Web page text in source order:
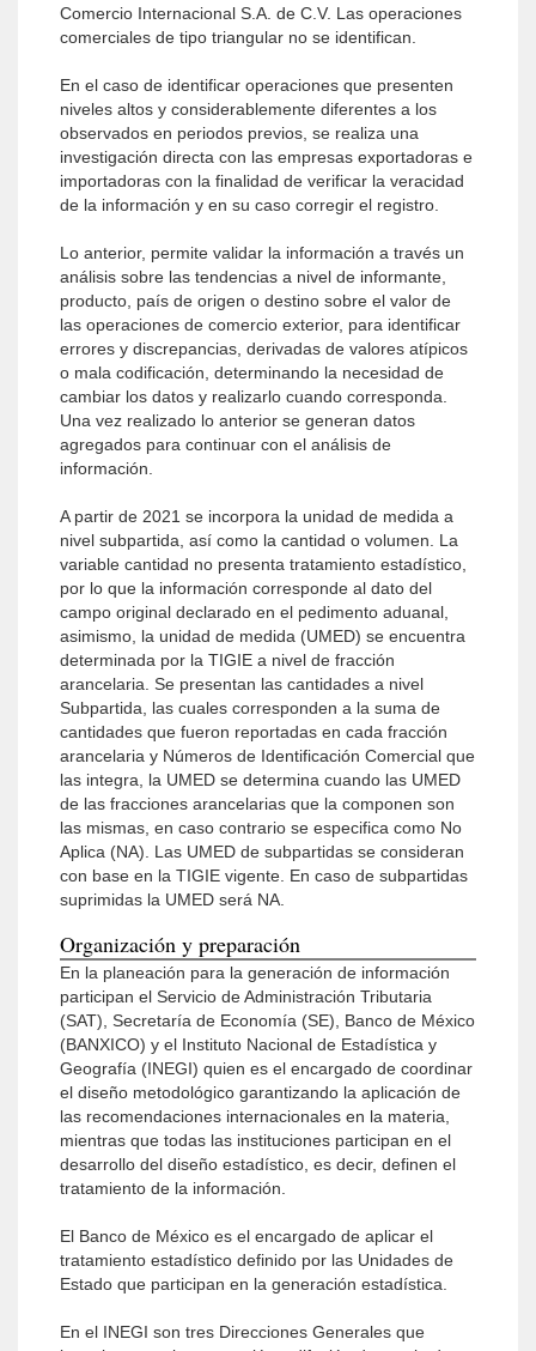
Comercio Internacional S.A. de C.V. Las operaciones
comerciales de tipo triangular no se identifican.
En el caso de identificar operaciones que presenten
niveles altos y considerablemente diferentes a los
observados en periodos previos, se realiza una
investigación directa con las empresas exportadoras e
importadoras con la finalidad de verificar la veracidad
de la información y en su caso corregir el registro.
Lo anterior, permite validar la información a través un
análisis sobre las tendencias a nivel de informante,
producto, país de origen o destino sobre el valor de
las operaciones de comercio exterior, para identificar
errores y discrepancias, derivadas de valores atípicos
o mala codificación, determinando la necesidad de
cambiar los datos y realizarlo cuando corresponda.
Una vez realizado lo anterior se generan datos
agregados para continuar con el análisis de
información.
A partir de 2021 se incorpora la unidad de medida a
nivel subpartida, así como la cantidad o volumen. La
variable cantidad no presenta tratamiento estadístico,
por lo que la información corresponde al dato del
campo original declarado en el pedimento aduanal,
asimismo, la unidad de medida (UMED) se encuentra
determinada por la TIGIE a nivel de fracción
arancelaria. Se presentan las cantidades a nivel
Subpartida, las cuales corresponden a la suma de
cantidades que fueron reportadas en cada fracción
arancelaria y Números de Identificación Comercial que
las integra, la UMED se determina cuando las UMED
de las fracciones arancelarias que la componen son
las mismas, en caso contrario se especifica como No
Aplica (NA). Las UMED de subpartidas se consideran
con base en la TIGIE vigente. En caso de subpartidas
suprimidas la UMED será NA.
Organización y preparación
En la planeación para la generación de información
participan el Servicio de Administración Tributaria
(SAT), Secretaría de Economía (SE), Banco de México
(BANXICO) y el Instituto Nacional de Estadística y
Geografía (INEGI) quien es el encargado de coordinar
el diseño metodológico garantizando la aplicación de
las recomendaciones internacionales en la materia,
mientras que todas las instituciones participan en el
desarrollo del diseño estadístico, es decir, definen el
tratamiento de la información.
El Banco de México es el encargado de aplicar el
tratamiento estadístico definido por las Unidades de
Estado que participan en la generación estadística.
En el INEGI son tres Direcciones Generales que